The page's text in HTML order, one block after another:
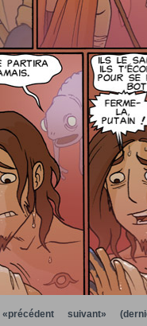
«précédent suivant»